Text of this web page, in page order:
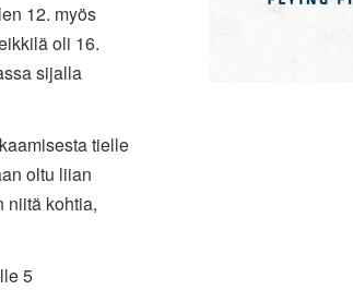
12. myös
oli 16.
sijalla
tielle
oltu liian
niitä kohtia,
5